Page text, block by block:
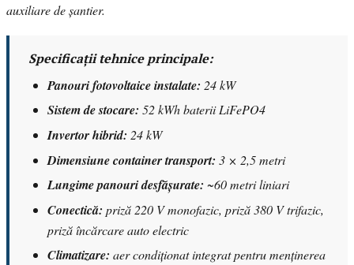
auxiliare de șantier.
Specificații tehnice principale:
Panouri fotovoltaice instalate: 24 kW
Sistem de stocare: 52 kWh baterii LiFePO4
Invertor hibrid: 24 kW
Dimensiune container transport: 3 × 2,5 metri
Lungime panouri desfășurate: ~60 metri liniari
Conectică: priză 220 V monofazic, priză 380 V trifazic,
priză încărcare auto electric
Climatizare: aer condiționat integrat pentru menținerea